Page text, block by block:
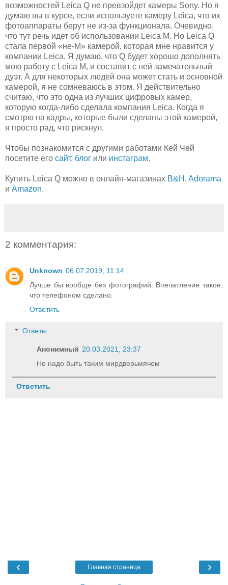
возможностей Leica Q не превзойдет камеры Sony. Но я
думаю вы в курсе, если используете камеру Leica, что их
фотоаппараты берут не из-за функционала. Очевидно,
что тут речь идет об использовании Leica M. Но Leica Q
стала первой «не-М» камерой, которая мне нравится у
компании Leica. Я думаю, что Q будет хорошо дополнять
мою работу с Leica M, и составит с ней замечательный
дуэт. А для некоторых людей она может стать и основной
камерой, я не сомневаюсь в этом. Я действительно
считаю, что это одна из лучших цифровых камер,
которую когда-либо сделала компания Leica. Когда я
смотрю на кадры, которые были сделаны этой камерой,
я просто рад, что рискнул.
Чтобы познакомится с другими работами Кей Чей
посетите его сайт, блог или инстаграм.
Купить Leica Q можно в онлайн-магазинах B&H , Adorama
и Amazon.
2 комментария:
Unknown 06.07.2019, 11:14
Лучше бы вообще без фотографий. Впечатление такое,
что телефоном сделано.
Ответить
Ответы
Анонимный 20.03.2021, 23:37
Не надо быть таким мирдверьмячом
Ответить
‹ ›
Главная страница